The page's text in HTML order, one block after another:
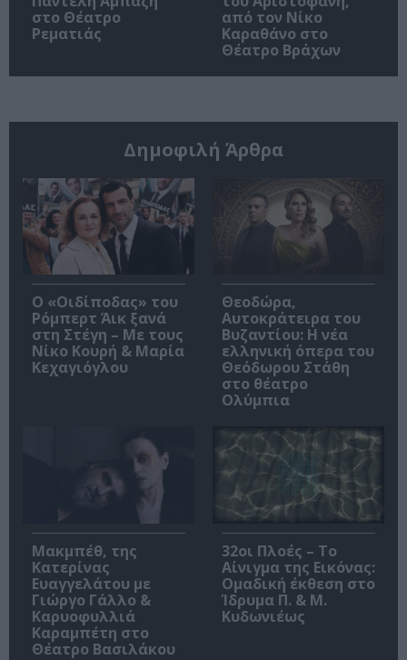
στο Θέατρο
Ρεματιάς
από τον Νίκο
Καραθάνο στο
Θέατρο Βράχων
Δημοφιλή Άρθρα
O «Οιδίποδας» του
Ρόμπερτ Άικ ξανά
στη Στέγη – Με τους
Νίκο Κουρή & Μαρία
Κεχαγιόγλου
Θεοδώρα,
Αυτοκράτειρα του
Βυζαντίου: Η νέα
ελληνική όπερα του
Θεόδωρου Στάθη
στο θέατρο
Ολύμπια
Μακμπέθ, της
Κατερίνας
Ευαγγελάτου με
Γιώργο Γάλλο &
Καρυοφυλλιά
Καραμπέτη στο
Θέατρο Βασιλάκου
32οι Πλοές – Το
Αίνιγμα της Εικόνας:
Ομαδική έκθεση στο
Ίδρυμα Π. & Μ.
Κυδωνιέως